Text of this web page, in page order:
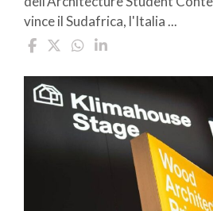
vince il Sudafrica, l'Italia ...